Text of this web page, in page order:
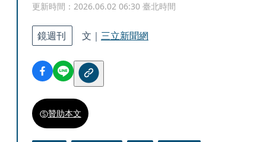
更新時間： 2026.06.02 06:30 臺北時間
鏡週刊 文｜ 三立新聞網
贊助本文